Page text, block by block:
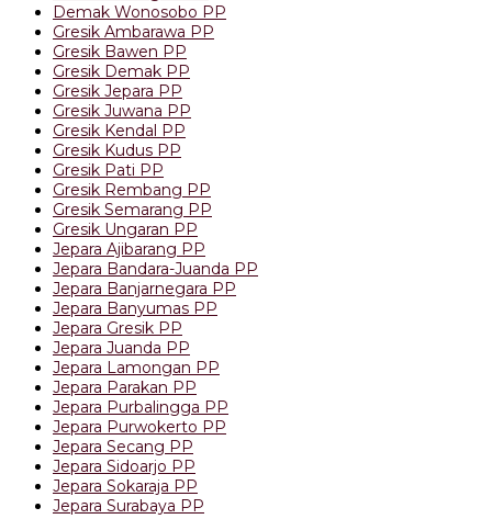
Demak Wonosobo PP
Gresik Ambarawa PP
Gresik Bawen PP
Gresik Demak PP
Gresik Jepara PP
Gresik Juwana PP
Gresik Kendal PP
Gresik Kudus PP
Gresik Pati PP
Gresik Rembang PP
Gresik Semarang PP
Gresik Ungaran PP
Jepara Ajibarang PP
Jepara Bandara-Juanda PP
Jepara Banjarnegara PP
Jepara Banyumas PP
Jepara Gresik PP
Jepara Juanda PP
Jepara Lamongan PP
Jepara Parakan PP
Jepara Purbalingga PP
Jepara Purwokerto PP
Jepara Secang PP
Jepara Sidoarjo PP
Jepara Sokaraja PP
Jepara Surabaya PP